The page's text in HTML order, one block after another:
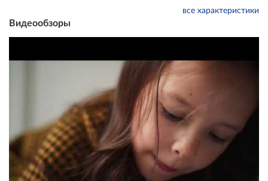
все характеристики
Видеообзоры